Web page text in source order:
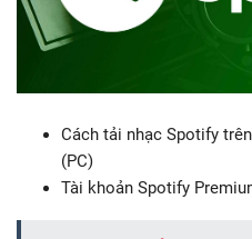
Cách tải nhạc Spotify
(PC)
Tài khoản Spotify